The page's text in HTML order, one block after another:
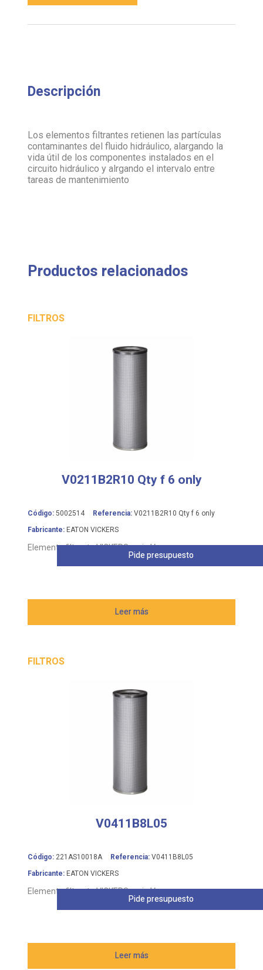
Descripción
Los elementos filtrantes retienen las partículas
contaminantes del fluido hidráulico, alargando la
vida útil de los componentes instalados en el
circuito hidráulico y alrgando el intervalo entre
tareas de mantenimiento
Productos relacionados
FILTROS
V0211B2R10 Qty f 6 only
Código: 5002514 Referencia: V0211B2R10 Qty f 6 only
Fabricante: EATON VICKERS
Elemento filtrante VICKERS serie V
Leer más
Pide presupuesto
FILTROS
V0411B8L05
Código: 221AS10018A Referencia: V0411B8L05
Fabricante: EATON VICKERS
Elemento filtrante VICKERS serie V
Leer más
Pide presupuesto